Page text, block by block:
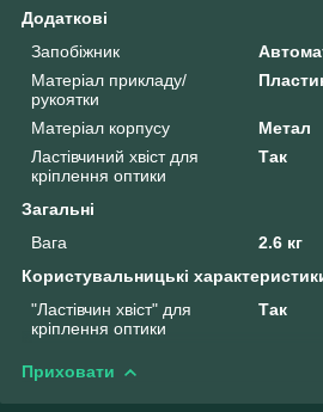
Додаткові
Запобіжник
Матеріал прикладу/
рукоятки
Матеріал корпусу
Метал
Ластівчиний хвіст для
кріплення оптики
Так
Загальні
Вага
2.6 кг
Користувальницькі
"Ластівчин хвіст" для
кріплення оптики
Так
Приховати